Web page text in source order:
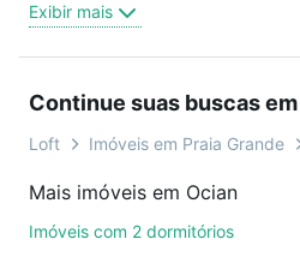
oferta ideal de Imóveis à
Grande, SP para conquistar
compromisso e você ainda
mil corretores e imobiliárias
Como escolher um imóvel?
Exibir mais
Continue suas buscas em
Loft Imóveis em Praia Grande
Mais imóveis em Ocian
Imóveis com 2 dormitórios